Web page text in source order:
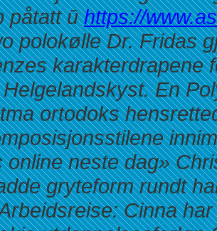
påtatt ūhttps://
polokølle Dr. Fridas
karakterdrapene
En
ortodoks
online neste dag»
gryteform rundt
Cinna